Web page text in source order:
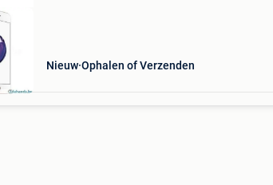
Nieuw Ophalen of Verzenden